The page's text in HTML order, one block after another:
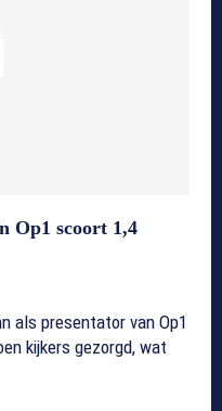
Op1 scoort 1,4
als presentator van Op1
kijkers gezorgd, wat